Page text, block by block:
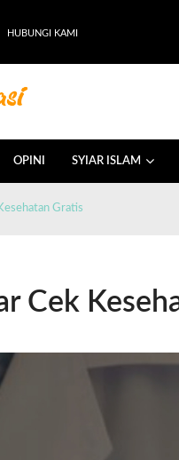
HUBUNGI KAMI
OPINI SYIAR ISLAM
Gratis
Cek